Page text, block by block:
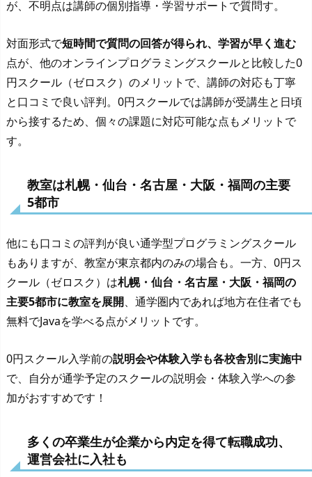
が、不明点は講師の個別指導・学習サポートで質問す。
対面形式で短時間で質問の回答が得られ、学習が早く進む
点が、他のオンラインプログラミングスクールと比較した0
円スクール（ゼロスク）のメリットで、講師の対応も丁寧
と口コミで良い評判。0円スクールでは講師が受講生と日頃
から接するため、個々の課題に対応可能な点もメリットで
す。
教室は札幌・仙台・名古屋・大阪・福岡の主要
5都市
他にも口コミの評判が良い通学型プログラミングスクール
もありますが、教室が東京都内のみの場合も。一方、0円ス
クール（ゼロスク）は札幌・仙台・名古屋・大阪・福岡の
主要5都市に教室を展開、通学圏内であれば地方在住者でも
無料でJavaを学べる点がメリットです。
0円スクール入学前の説明会や体験入学も各校舎別に実施中
で、自分が通学予定のスクールの説明会・体験入学への参
加がおすすめです！
多くの卒業生が企業から内定を得て転職成功、
運営会社に入社も